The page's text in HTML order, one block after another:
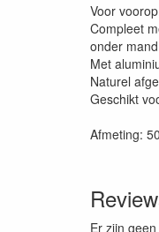
Voor
Compleet
onder
Met
Naturel
Geschikt
Afmeting:
Er zijn